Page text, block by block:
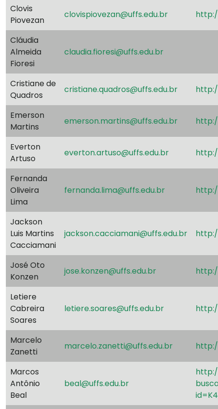
Clovis
Piovezan
clovispiovezan@uffs.edu.br
Cláudia
Almeida
Fioresi
claudia.fioresi@uffs.edu.br
Cristiane de
Quadros
cristiane.quadros@uffs.edu.br
Emerson
Martins
emerson.martins@uffs.edu.br
Everton
Artuso
everton.artuso@uffs.edu.br
Fernanda
Oliveira
Lima
fernanda.lima@uffs.edu.br
Jackson
Luis Martins
Cacciamani
jackson.cacciamani@uffs.edu.br
José Oto
Konzen
jose.konzen@uffs.edu.br
Letiere
Cabreira
Soares
letiere.soares@uffs.edu.br
Marcelo
Zanetti
marcelo.zanetti@uffs.edu.br
Marcos
Antônio
Beal
beal@uffs.edu.br